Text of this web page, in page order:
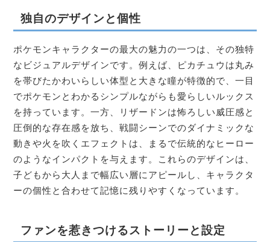
独自のデザインと個性
ポケモンキャラクターの最大の魅力の一つは、その独特
なビジュアルデザインです。例えば、ピカチュウは丸み
を帯びたかわいらしい体型と大きな瞳が特徴的で、一目
でポケモンとわかるシンプルながらも愛らしいルックス
を持っています。一方、リザードンは怖ろしい威圧感と
圧倒的な存在感を放ち、戦闘シーンでのダイナミックな
動きや火を吹くエフェクトは、まるで伝統的なヒーロー
のようなインパクトを与えます。これらのデザインは、
子どもから大人まで幅広い層にアピールし、キャラクタ
ーの個性と合わせて記憶に残りやすくなっています。
ファンを惹きつけるストーリーと設定